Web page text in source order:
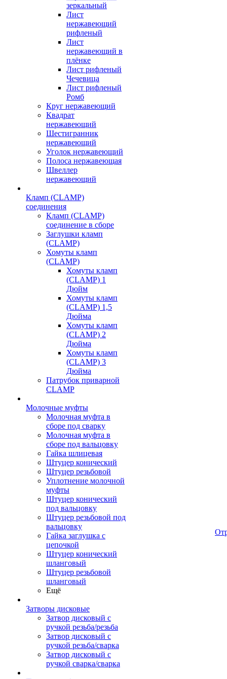
зеркальный
Лист
нержавеющий
рифленый
Лист
нержавеющий в
плёнке
Лист рифленый
Чечевица
Лист рифленый
Ромб
Круг нержавеющий
Квадрат
нержавеющий
Шестигранник
нержавеющий
Уголок нержавеющий
Полоса нержавеющая
Швеллер
нержавеющий
Кламп (CLAMP)
соединения
Кламп (CLAMP)
соединение в сборе
Заглушки кламп
(CLAMP)
Хомуты кламп
(CLAMP)
Хомуты кламп
(CLAMP) 1
Дюйм
Хомуты кламп
(CLAMP) 1,5
Дюйма
Хомуты кламп
(CLAMP) 2
Дюйма
Хомуты кламп
(CLAMP) 3
Дюйма
Патрубок приварной
CLAMP
Молочные муфты
Молочная муфта в
сборе под сварку
Молочная муфта в
сборе под вальцовку
Гайка шлицевая
Штуцер конический
Штуцер резьбовой
Уплотнение молочной
муфты
Штуцер конический
под вальцовку
Штуцер резьбовой под
вальцовку
Гайка заглушка с
цепочкой
Штуцер конический
шланговый
Штуцер резьбовой
шланговый
Ещё
Затворы дисковые
Затвор дисковый с
ручкой резьба/резьба
Затвор дисковый с
ручкой резьба/сварка
Затвор дисковый с
ручкой сварка/сварка